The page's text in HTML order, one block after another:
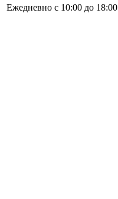
Ежедневно с 10:00 до 18:00